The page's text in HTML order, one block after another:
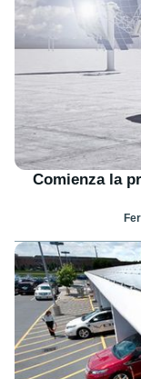
Comienza la